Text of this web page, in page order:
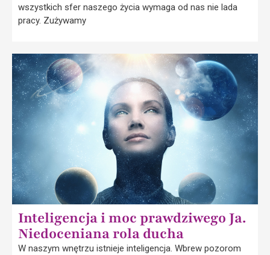
wszystkich sfer naszego życia wymaga od nas nie lada
pracy. Zużywamy
Inteligencja i moc prawdziwego Ja.
Niedoceniana rola ducha
W naszym wnętrzu istnieje inteligencja. Wbrew pozorom